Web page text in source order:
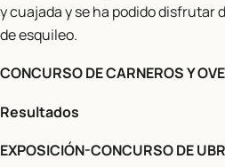
y cuajada y se ha podido disfrutar
de esquileo.
CONCURSO DE CARNEROS Y
Resultados
EXPOSICIÓN-CONCURSO DE